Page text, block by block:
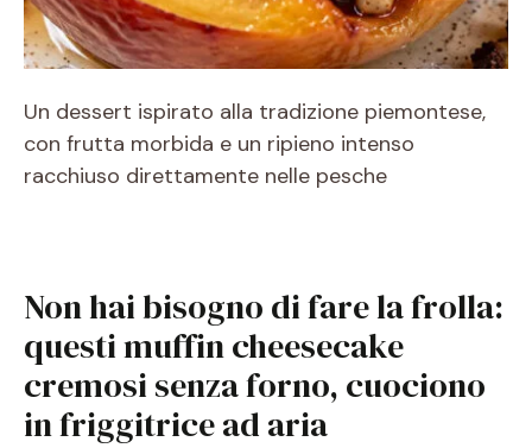
Un dessert ispirato alla tradizione piemontese,
con frutta morbida e un ripieno intenso
racchiuso direttamente nelle pesche
Non hai bisogno di fare la frolla:
questi muffin cheesecake
cremosi senza forno, cuociono
in friggitrice ad aria